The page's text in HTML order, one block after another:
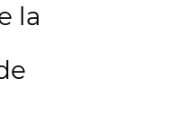
la